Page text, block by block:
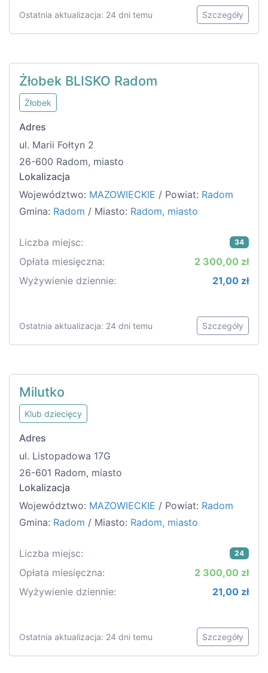
Ostatnia aktualizacja: 24 dni temu Szczegóły
Żłobek BLISKO Radom
Żłobek
Adres
ul. Marii Fołtyn 2
26-600 Radom, miasto
Lokalizacja
Województwo: MAZOWIECKIE / Powiat: Radom
Gmina: Radom / Miasto: Radom, miasto
Liczba miejsc: 34
Opłata miesięczna:
2 300,00 zł
Wyżywienie dziennie:
21,00 zł
Ostatnia aktualizacja: 24 dni temu Szczegóły
Milutko
Klub dziecięcy
Adres
ul. Listopadowa 17G
26-601 Radom, miasto
Lokalizacja
Województwo: MAZOWIECKIE / Powiat: Radom
Gmina: Radom / Miasto: Radom, miasto
Liczba miejsc: 24
Opłata miesięczna:
2 300,00 zł
Wyżywienie dziennie:
21,00 zł
Ostatnia aktualizacja: 24 dni temu Szczegóły